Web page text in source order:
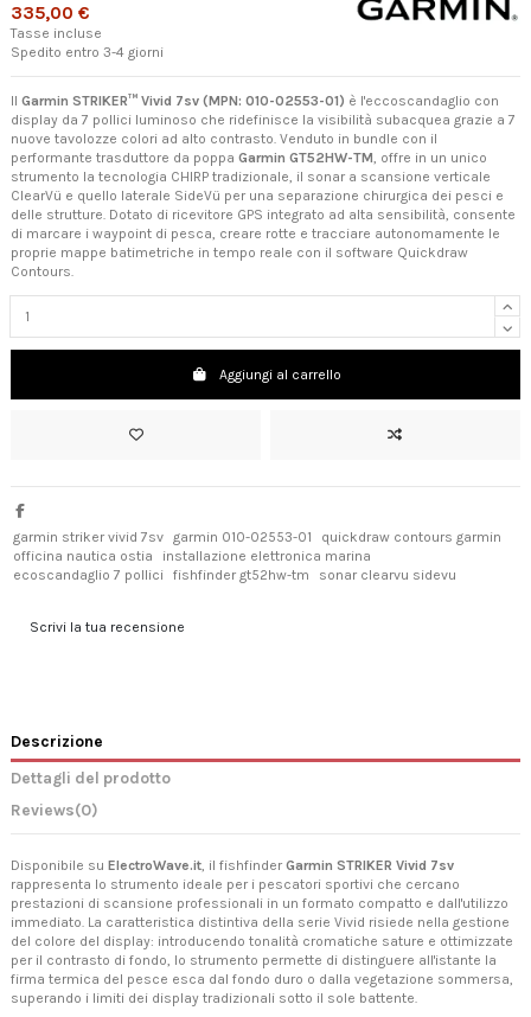
335,00 €
Tasse incluse
Spedito entro 3-4 giorni
Il Garmin STRIKER™ Vivid 7sv (MPN: 010-02553-01) è l'eccoscandaglio con
display da 7 pollici luminoso che ridefinisce la visibilità subacquea grazie a 7
nuove tavolozze colori ad alto contrasto. Venduto in bundle con il
performante trasduttore da poppa Garmin GT52HW-TM, offre in un unico
strumento la tecnologia CHIRP tradizionale, il sonar a scansione verticale
ClearVü e quello laterale SideVü per una separazione chirurgica dei pesci e
delle strutture. Dotato di ricevitore GPS integrato ad alta sensibilità, consente
di marcare i waypoint di pesca, creare rotte e tracciare autonomamente le
proprie mappe batimetriche in tempo reale con il software Quickdraw
Contours.
Aggiungi al carrello
garmin striker vivid 7sv garmin 010-02553-01
quickdraw contours garmin
officina nautica ostia
installazione elettronica marina
ecoscandaglio 7 pollici fishfinder gt52hw-tm sonar clearvu sidevu
Scrivi la tua recensione
Descrizione
Dettagli del prodotto
Reviews(0)
Disponibile su ElectroWave.it, il fishfinder Garmin STRIKER Vivid 7sv
rappresenta lo strumento ideale per i pescatori sportivi che cercano
prestazioni di scansione professionali in un formato compatto e dall'utilizzo
immediato. La caratteristica distintiva della serie Vivid risiede nella gestione
del colore del display: introducendo tonalità cromatiche sature e ottimizzate
per il contrasto di fondo, lo strumento permette di distinguere all'istante la
firma termica del pesce esca dal fondo duro o dalla vegetazione sommersa,
superando i limiti dei display tradizionali sotto il sole battente.